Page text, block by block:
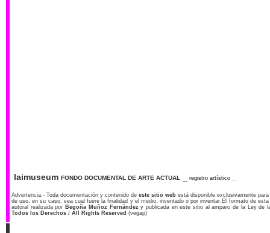
laimuseum FONDO DOCUMENTAL DE ARTE ACTUAL registro artístico
Advertencia.- Toda documentación y contenido de este sitio web está disponible exclusivamente
de uso, en su caso, sea cual fuere la finalidad y el medio, inventado o por inventar.El formato de
autoral realizada por Begoña Muñoz Fernándezy publicada en este sitio al amparo de la Ley de
Todos los Derechos / All Rights Reserved (vegap)